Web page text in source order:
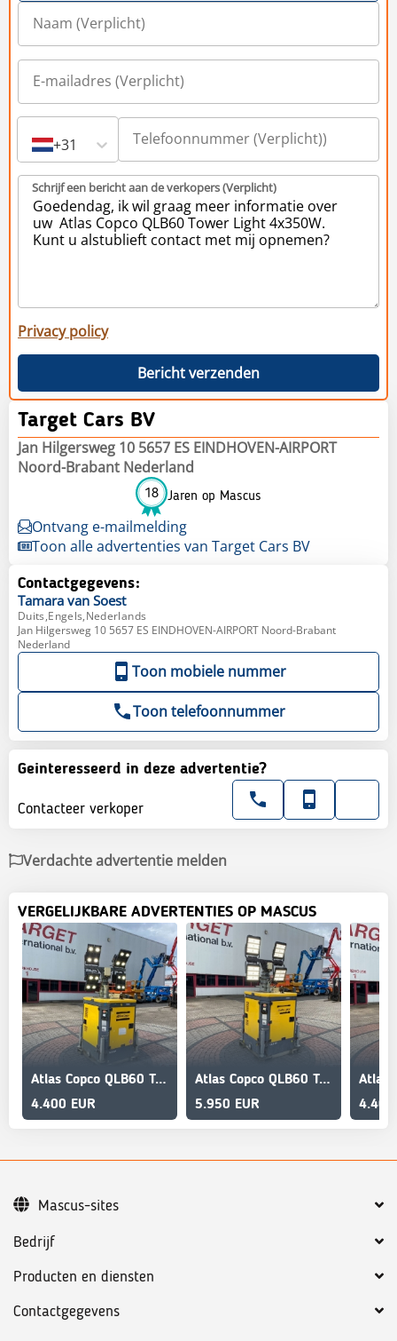
+31
Schrijf een bericht aan de verkopers (Verplicht)
Privacy policy
Bericht verzenden
Target Cars BV
Jan Hilgersweg 10 5657 ES EINDHOVEN-AIRPORT
Noord-Brabant Nederland
18 Jaren op Mascus
Ontvang e-mailmelding
Toon alle advertenties van Target Cars BV
Contactgegevens:
Tamara van Soest
Duits,Engels,Nederlands
Jan Hilgersweg 10 5657 ES EINDHOVEN-AIRPORT Noord-Brabant
Nederland
Toon mobiele nummer
Toon telefoonnummer
Geinteresseerd in deze advertentie?
Contacteer verkoper
Verdachte advertentie melden
VERGELIJKBARE ADVERTENTIES OP MASCUS
Atlas Copco QLB60 Tower Light 4x350W Led
4.400 EUR
Atlas Copco QLB60 Tower Light 4x 320W Led
5.950 EUR
4.400
Bedrijf
Producten en diensten
Contactgegevens
Mascus-sites